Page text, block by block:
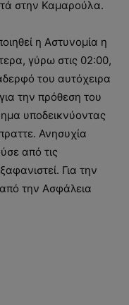
στην Καμαρούλα.
η Αστυνομία η
γύρω στις 02:00,
του αυτόχειρα
την πρόθεση του
υποδεικνύοντας
Ανησυχία
από τις
Για την
την Ασφάλεια